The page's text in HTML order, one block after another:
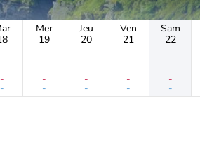
-
-
Mer
19
-
-
Jeu
20
-
-
Ven
21
-
-
Sam
22
-
-